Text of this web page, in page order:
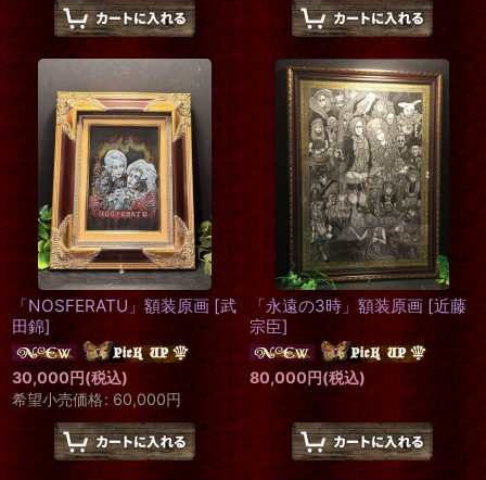
「NOSFERATU」額装原画 [武
田錦]
30,000円(税込)
希望小売価格: 60,000円
「永遠の3時」額装原画 [近藤
宗臣]
80,000円(税込)